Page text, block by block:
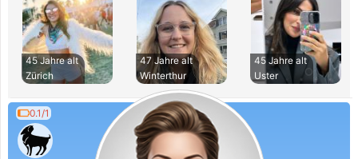
45 Jahre alt
Zürich
47 Jahre alt
Winterthur
45 Jahre alt
Uster
0.1/1